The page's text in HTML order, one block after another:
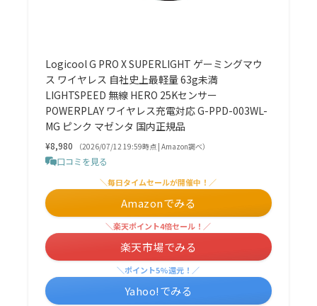
Logicool G PRO X SUPERLIGHT ゲーミングマウ
ス ワイヤレス 自社史上最軽量 63g未満
LIGHTSPEED 無線 HERO 25Kセンサー
POWERPLAY ワイヤレス充電対応 G-PPD-003WL-
MG ピンク マゼンタ 国内正規品
¥8,980 （2026/07/12 19:59時点 | Amazon調べ）
口コミを見る
＼毎日タイムセールが開催中！／
Amazonでみる
＼楽天ポイント4倍セール！／
楽天市場でみる
＼ポイント5%還元！／
Yahoo!でみる